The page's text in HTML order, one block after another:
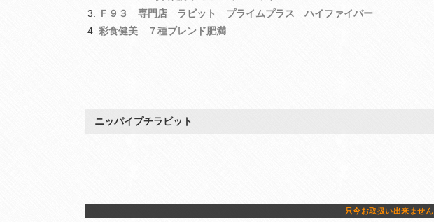
Ｆ９３ 専門店 ラビット プライムプラス ハイファイバー
彩食健美 ７種ブレンド肥満
ニッパイプチラビット
只今お取扱い出来ません